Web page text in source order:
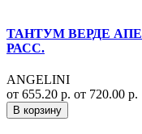
ТАНТУМ ВЕРДЕ
РАСС.
ANGELINI
от 655.20 р. от 720.00 р.
В корзину